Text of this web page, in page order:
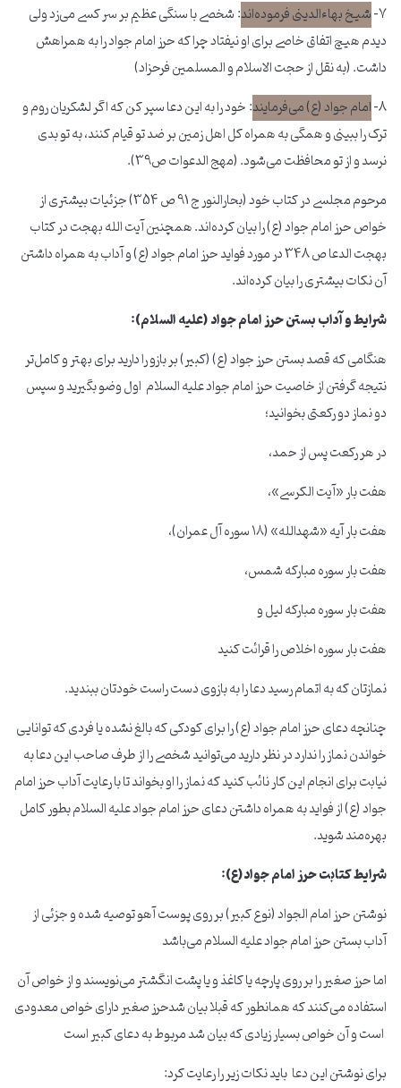
۷- شیخ بهاءالدینی فرموده‌اند: شخصی با سنگی عظیم بر سر کسی می‌زد ولی
دیدم هیچ اتفاق خاصی برای او نیفتاد چرا که حرز امام جواد را به همراهش
داشت. (به نقل از حجت الاسلام و المسلمین فرحزاد)
8- امام جواد (ع) می‌فرمایند: خود را به این دعا سپر کن که اگر لشکریان روم و
ترک را ببینی و همگی به همراه کل اهل زمین بر ضد تو قیام کنند، به تو بدی
نرسد و از تو محافظت می‌شود. (مهج الدعوات ص39).
مرحوم مجلسی در کتاب خود (بحارالنور ج 91 ص 354) جزئیات بیشتری از
خواص حرز امام جواد (ع) را بیان کرده‌اند. همچنین آیت الله بهجت در کتاب
بهجت الدعا ص 348 در مورد فواید حرز امام جواد (ع) و آداب به همراه داشتن
آن نکات بیشتری را بیان کرده‌اند.
شرایط و آداب بستن حرز امام جواد (علیه السلام):
هنگامی که قصد بستن حرز جواد (ع) (کبیر) بر بازو را دارید برای بهتر و کامل‌تر
نتیجه گرفتن از خاصیت حرز امام جواد علیه السلام اول وضو بگیرید و سپس
دو نماز دو رکعتی بخوانید؛
در هر رکعت پس از حمد،
هفت بار «آیت الکرسی»،
هفت بار آیه «شهدالله» (۱۸ سوره آل عمران)،
هفت بار سوره مبارکه شمس،
هفت بار سوره مبارکه لیل و
هفت بار سوره اخلاص را قرائت کنید
نمازتان که به اتمام رسید دعا را به بازوی دست راست خودتان ببندید.
چنانچه دعای حرز امام جواد (ع) را برای کودکی که بالغ نشده یا فردی که توانایی
خواندن نماز را ندارد در نظر دارید می‌توانید شخصی را از طرف صاحب این دعا به
نیابت برای انجام این کار نائب کنید که نماز را او بخواند تا با رعایت آداب حرز امام
جواد (ع) از فواید به همراه داشتن دعای حرز امام جواد علیه السلام بطور کامل
بهره‌مند شوید.
شرایط کتابت حرز امام جواد(ع):
نوشتن حرز امام الجواد (نوع کبیر) بر روی پوست آهو توصیه شده و جزئی از
آداب بستن حرز امام جواد علیه السلام می‌باشد
اما حرز صغیر را بر روی پارچه یا کاغذ و یا پشت انگشتر می‌نویسند و از خواص آن
استفاده می‌کنند که همانطور که قبلا بیان شدحرز صغیر دارای خواص معدودی
است و آن خواص بسیار زیادی که بیان شد مربوط به دعای کبیر است
برای نوشتن این دعا باید نکات زیر را رعایت کرد: